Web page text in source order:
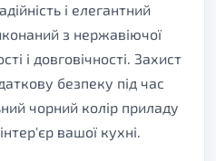
і елегантний
з нержавіючої
і довговічності. Захист
безпеку під час
чорний колір приладу
вашої кухні.